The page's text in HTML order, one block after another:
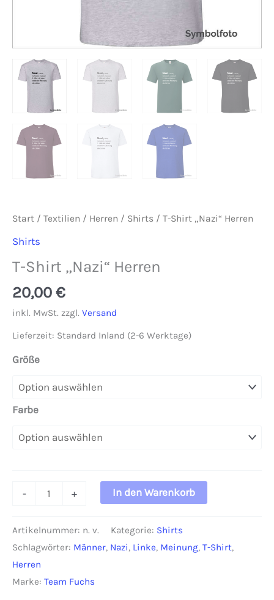
Start / Textilien / Herren / Shirts / T-Shirt „Nazi“ Herren
Shirts
T-Shirt „Nazi“ Herren
20,00 €
inkl. MwSt. zzgl. Versand
Lieferzeit: Standard Inland (2-6 Werktage)
Größe
Farbe
-
"Nazi"
Herren
+ In den Warenkorb
Artikelnummer: n. v. Kategorie: Shirts
Schlagwörter: Männer, Nazi, Linke, Meinung, T-Shirt,
Herren
Marke: Team Fuchs